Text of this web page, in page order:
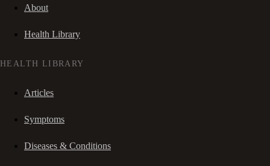
About
Health Library
HEALTH LIBRARY
Articles
Symptoms
Diseases & Conditions